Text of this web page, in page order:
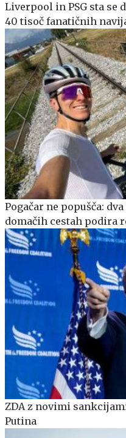
Liverpool in PSG sta se
40 tisoč fanatičnih
Pogačar ne popušča:
domačih cestah podira
ZDA z novimi
Putina